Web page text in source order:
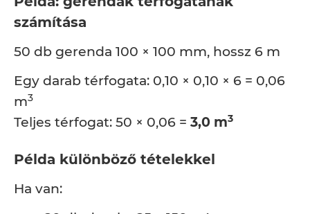
számítása
50 db gerenda 100 × 100 mm, hossz 6 m
Egy darab térfogata: 0,10 × 0,10 × 6 = 0,06
m3
Teljes térfogat: 50 × 0,06 = 3,0 m3
Példa különböző tételekkel
Ha van: